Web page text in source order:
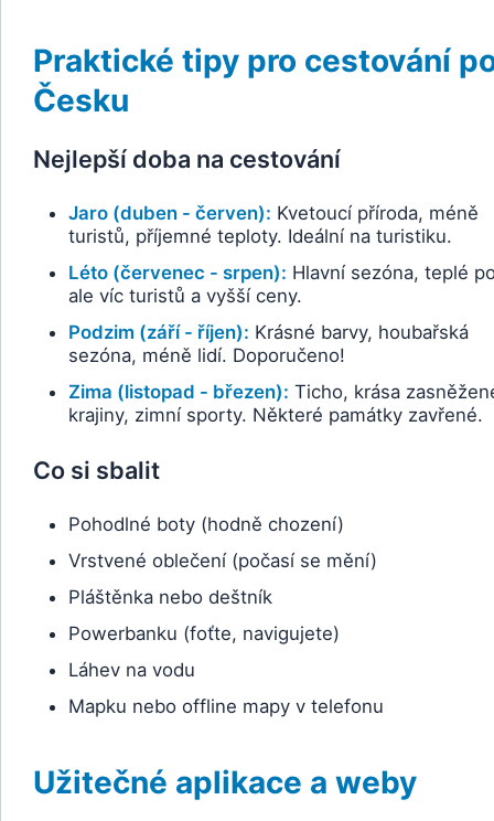
Praktické tipy pro cestování
Česku
Nejlepší doba na cestování
Jaro (duben - červen): Kvetoucí příroda, méně
turistů, příjemné teploty. Ideální na turistiku.
Léto (červenec - srpen): Hlavní sezóna, teplé
ale víc turistů a vyšší ceny.
Podzim (září - říjen): Krásné barvy, houbařská
sezóna, méně lidí. Doporučeno!
Zima (listopad - březen): Ticho, krása
krajiny, zimní sporty. Některé památky zavřené.
Co si sbalit
Pohodlné boty (hodně chození)
Vrstvené oblečení (počasí se mění)
Pláštěnka nebo deštník
Powerbanku (foťte, navigujete)
Láhev na vodu
Mapku nebo offline mapy v telefonu
Užitečné aplikace a weby